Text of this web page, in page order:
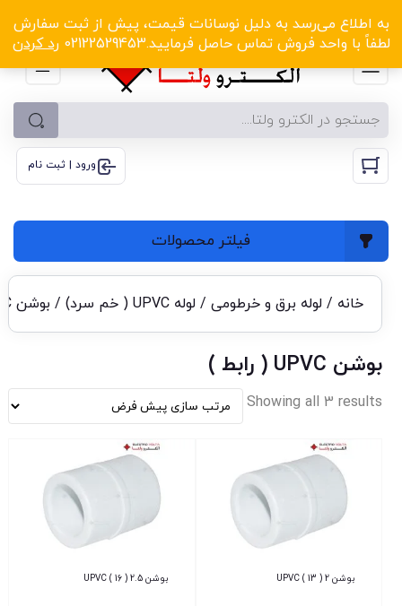
به اطلاع می‌رسد به دلیل نوسانات قیمت، پیش از ثبت سفارش
لطفاً با واحد فروش تماس حاصل فرمایید.02122529453
رد کردن
الکترو ولتا با تخفیف‌های شگفت‌انگیز! کلیک کنید
ورود | ثبت نام
فیلتر محصولات
خانه / لوله برق و خرطومی/ لوله UPVC ( خم سرد) / بوشن UPVC ( رابط )
بوشن UPVC ( رابط )
Showing all 3 results
بوشن 2 ( 13 ) UPVC بوشن 2.5 ( 16 ) UPVC